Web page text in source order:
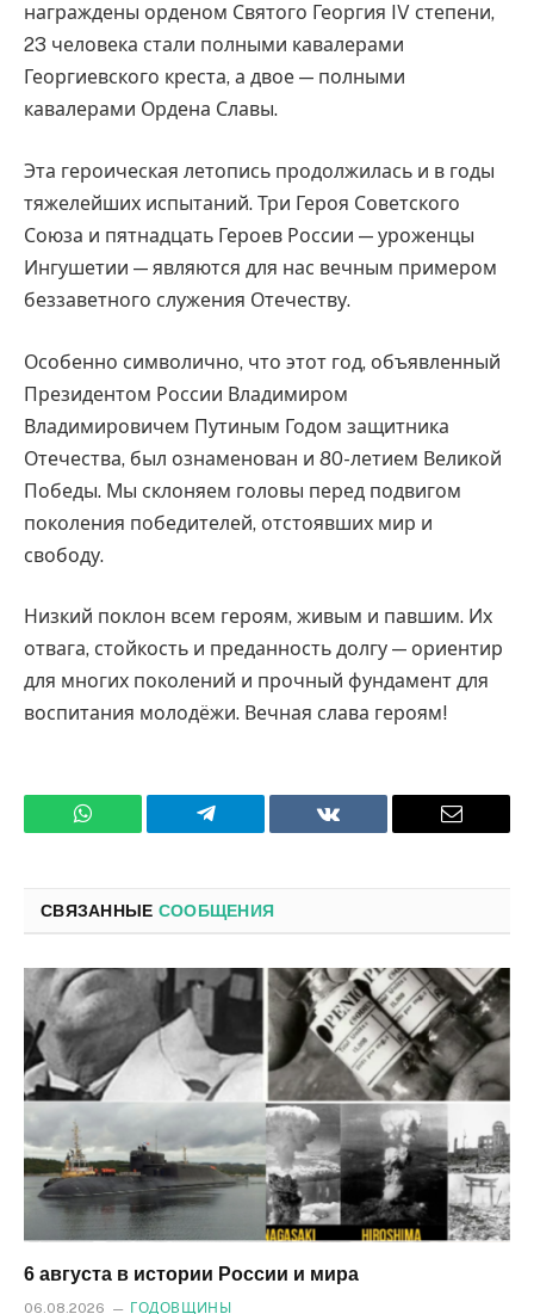
награждены орденом Святого Георгия IV степени,
23 человека стали полными кавалерами
Георгиевского креста, а двое — полными
кавалерами Ордена Славы.
Эта героическая летопись продолжилась и в годы
тяжелейших испытаний. Три Героя Советского
Союза и пятнадцать Героев России — уроженцы
Ингушетии — являются для нас вечным примером
беззаветного служения Отечеству.
Особенно символично, что этот год, объявленный
Президентом России Владимиром
Владимировичем Путиным Годом защитника
Отечества, был ознаменован и 80-летием Великой
Победы. Мы склоняем головы перед подвигом
поколения победителей, отстоявших мир и
свободу.
Низкий поклон всем героям, живым и павшим. Их
отвага, стойкость и преданность долгу — ориентир
для многих поколений и прочный фундамент для
воспитания молодёжи. Вечная слава героям!
WhatsApp Телеграмм ВКонтакте
СВЯЗАННЫЕ СООБЩЕНИЯ
6 августа в истории России и мира
06.08.2026 ГОДОВЩИНЫ